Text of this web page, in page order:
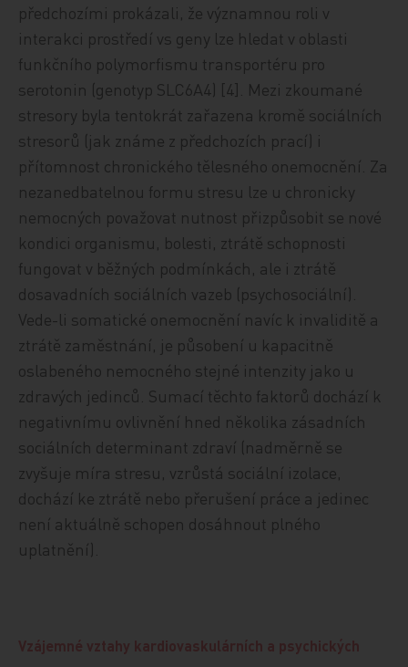
předchozími prokázali, že významnou roli v
interakci prostředí vs geny lze hledat v oblasti
funkčního polymorfismu transportéru pro
serotonin (genotyp SLC6A4) [4]. Mezi zkoumané
stresory byla tentokrát zařazena kromě sociálních
stresorů (jak známe z předchozích prací) i
přítomnost chronického tělesného onemocnění. Za
nezanedbatelnou formu stresu lze u chronicky
nemocných považovat nutnost přizpůsobit se nové
kondici organismu, bolesti, ztrátě schopnosti
fungovat v běžných podmínkách, ale i ztrátě
dosavadních sociálních vazeb (psychosociální).
Vede-li somatické onemocnění navíc k invaliditě a
ztrátě zaměstnání, je působení u kapacitně
oslabeného nemocného stejné intenzity jako u
zdravých jedinců. Sumací těchto faktorů dochází k
negativnímu ovlivnění hned několika zásadních
sociálních determinant zdraví (nadměrně se
zvyšuje míra stresu, vzrůstá sociální izolace,
dochází ke ztrátě nebo přerušení práce a jedinec
není aktuálně schopen dosáhnout plného
uplatnění).
Vzájemné vztahy kardiovaskulárních a psychických